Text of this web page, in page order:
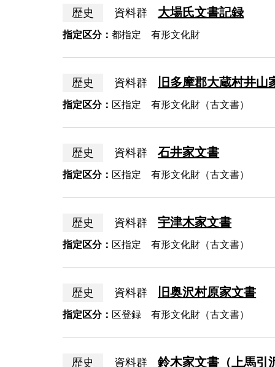
歴史 資料群 大場氏文書記録
指定区分： 都指定 有形文化財
歴史 資料群 旧多摩郡大蔵村井山
指定区分： 区指定 有形文化財（古文書）
歴史 資料群 石井家文書
指定区分： 区指定 有形文化財（古文書）
歴史 資料群 宇津木家文書
指定区分： 区指定 有形文化財（古文書）
歴史 資料群 旧奥沢村原家文書
指定区分： 区登録 有形文化財（古文書）
歴史 資料群 鈴木家文書（上馬引